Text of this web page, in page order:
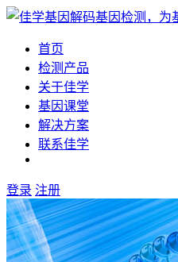
首页
检测产品
关于佳学
基因课堂
解决方案
联系佳学
登录 注册